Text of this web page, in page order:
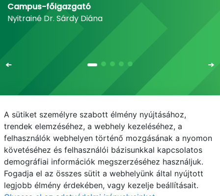
Campus-főigazgató
Nyitrainé Dr. Sárdy Diána
Email Telefonkönyv NEPTUN
E-learning
Médiaközpont
Informatikai Igazgatóság
Adatvédelem
A sütiket személyre szabott élmény nyújtásához,
trendek elemzéséhez, a webhely kezeléséhez, a
felhasználók webhelyen történő mozgásának a nyomon
követéséhez és felhasználói bázisunkkal kapcsolatos
demográfiai információk megszerzéséhez használjuk.
Fogadja el az összes sütit a webhelyünk által nyújtott
legjobb élmény érdekében, vagy kezelje beállításait.